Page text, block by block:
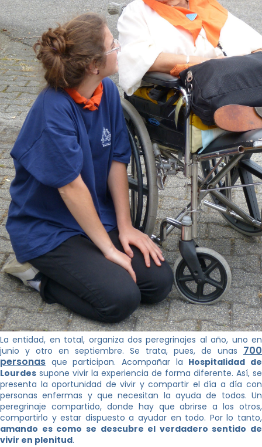
La entidad, en total, organiza dos peregrinajes al año, uno en
junio y otro en septiembre. Se trata, pues, de unas 700
personas que participan. Acompañar la Hospitalidad de
Lourdes supone vivir la experiencia de forma diferente. Así, se
presenta la oportunidad de vivir y compartir el día a día con
personas enfermas y que necesitan la ayuda de todos. Un
peregrinaje compartido, donde hay que abrirse a los otros,
compartirlo y estar dispuesto a ayudar en todo. Por lo tanto,
amando es como se descubre el verdadero sentido de
vivir en plenitud.